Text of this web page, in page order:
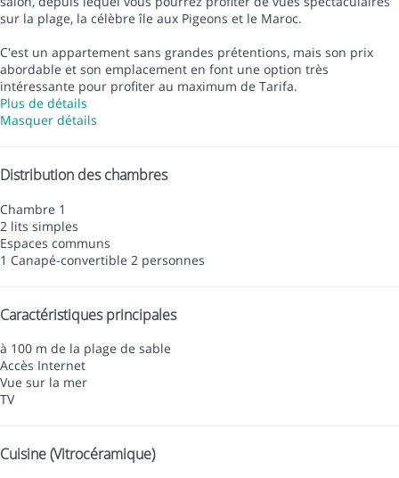
sur la plage, la célèbre île aux Pigeons et le Maroc.
C'est un appartement sans grandes prétentions, mais son prix
abordable et son emplacement en font une option très
intéressante pour profiter au maximum de Tarifa.
Plus de détails
Masquer détails
Distribution des chambres
Chambre 1
2 lits simples
Espaces communs
1 Canapé-convertible 2 personnes
Caractéristiques principales
à 100 m de la plage de sable
Accès Internet
Vue sur la mer
TV
Cuisine (Vitrocéramique)